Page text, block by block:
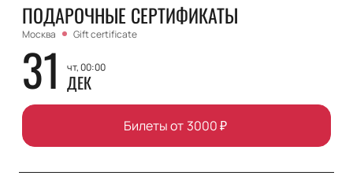
ПОДАРОЧНЫЕ СЕРТИФИКАТЫ
Москва Gift certificate
31 чт, 00:00
ДЕК
Билеты от 3000₽